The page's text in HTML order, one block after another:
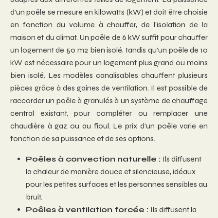
d’un poêle se mesure en kilowatts (kW) et doit être choisie
en fonction du volume à chauffer, de l’isolation de la
maison et du climat. Un poêle de 6 kW suffit pour chauffer
un logement de 50 m2 bien isolé, tandis qu’un poêle de 10
kW est nécessaire pour un logement plus grand ou moins
bien isolé. Les modèles canalisables chauffent plusieurs
pièces grâce à des gaines de ventilation. Il est possible de
raccorder un poêle à granulés à un système de chauffage
central existant, pour compléter ou remplacer une
chaudière à gaz ou au fioul. Le prix d’un poêle varie en
fonction de sa puissance et de ses options.
Poêles à convection naturelle : Ils diffusent
la chaleur de manière douce et silencieuse, idéaux
pour les petites surfaces et les personnes sensibles au
bruit.
Poêles à ventilation forcée : Ils diffusent la